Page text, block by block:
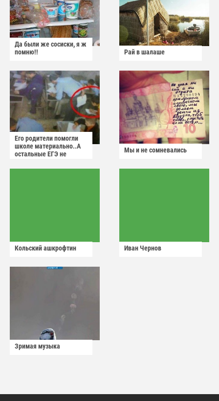
Да были же сосиски, я ж
помню!!
Рай в шалаше
Его родители помогли
школе материально..А
остальные ЕГЭ не
Мы и не сомневались
Кольский ашкрофтин Иван Чернов
Зримая музыка